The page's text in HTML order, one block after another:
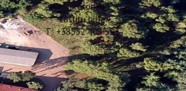
Laboratorij za
zaštitu bilja
T: +38552 408 322